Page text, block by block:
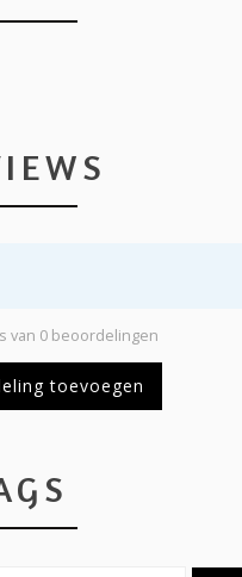
van 0 beoordelingen
toevoegen